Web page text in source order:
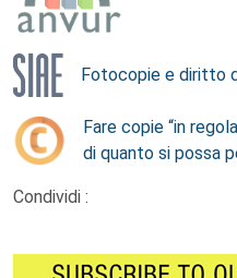
Fotocopie e diritto
Fare copie “in
di quanto si possa
Condividi :